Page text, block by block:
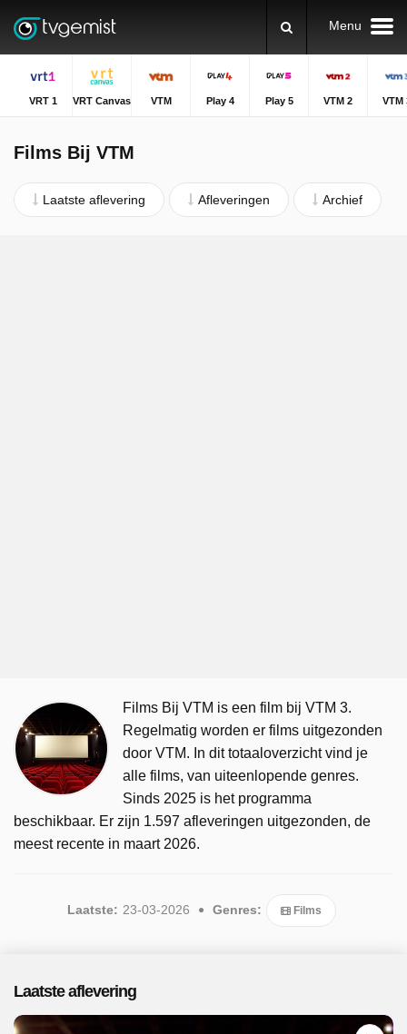
Menu
VRT 1 VRT Canvas VTM Play 4 Play 5 VTM 2 VTM
Films Bij VTM
Laatste aflevering Afleveringen Archief
Films Bij VTM is een film bij VTM 3.
Regelmatig worden er films uitgezonden
door VTM. In dit totaaloverzicht vind je
alle films, van uiteenlopende genres.
Sinds 2025 is het programma
beschikbaar. Er zijn 1.597 afleveringen uitgezonden, de
meest recente in maart 2026.
Laatste: 23-03-2026 Genres: Films
Laatste aflevering